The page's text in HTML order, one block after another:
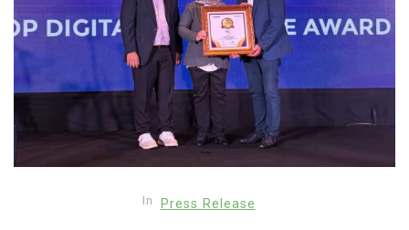
In Press Release